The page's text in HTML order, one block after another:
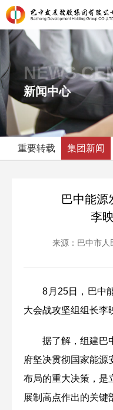
新闻中心
NEWS
重要转载 集团新闻
巴中能源
李
来源： 巴中市人
8月25日，巴中能
大会战攻坚组组长李
据了解，组建巴中
府坚决贯彻国家能源
布局的重大决策，是
展制高点作出的关键